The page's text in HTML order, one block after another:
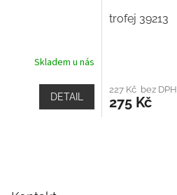
Skladem u nás
DETAIL
trofej 39213
227 Kč bez DPH
275 Kč